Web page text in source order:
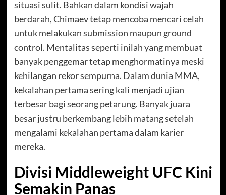
situasi sulit. Bahkan dalam kondisi wajah
berdarah, Chimaev tetap mencoba mencari celah
untuk melakukan submission maupun ground
control. Mentalitas seperti inilah yang membuat
banyak penggemar tetap menghormatinya meski
kehilangan rekor sempurna. Dalam dunia MMA,
kekalahan pertama sering kali menjadi ujian
terbesar bagi seorang petarung. Banyak juara
besar justru berkembang lebih matang setelah
mengalami kekalahan pertama dalam karier
mereka.
Divisi Middleweight UFC Kini
Semakin Panas